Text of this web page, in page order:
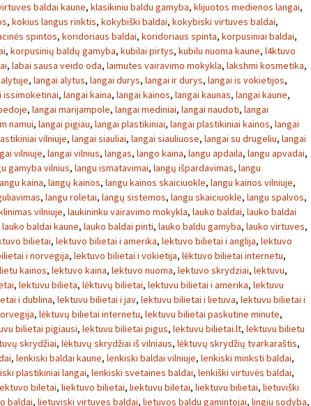
baldai kaune, klasikiniu baldu gamyba, klijuotos medienos langai,
, kokius langus rinktis, kokybiški baldai, kokybiski virtuves baldai,
spintos, koridoriaus baldai, koridoriaus spinta, korpusiniai baldai,
, korpusinių baldų gamyba, kubilai pirtys, kubilu nuoma kaune, l4ktuvo
, labai sausa veido oda, laimutes vairavimo mokykla, lakshmi kosmetika,
, langai alytus, langai durys, langai ir durys, langai is vokietijos,
issimoketinai, langai kaina, langai kainos, langai kaunas, langai kaune,
, langai marijampole, langai mediniai, langai naudoti, langai
namui, langai pigiau, langai plastikiniai, langai plastikiniai kainos, langai
vilniuje, langai siauliai, langai siauliuose, langai su drugeliu, langai
vilniuje, langai vilnius, langas, lango kaina, langu apdaila, langu apvadai,
gamyba vilnius, langu ismatavimai, langų išpardavimas, langu
kaina, langų kainos, langu kainos skaiciuokle, langu kainos vilniuje,
, langu roletai, langų sistemos, langu skaiciuokle, langu spalvos,
vilniuje, laukininku vairavimo mokykla, lauko baldai, lauko baldai
lauko baldai kaune, lauko baldai pinti, lauko baldu gamyba, lauko virtuves,
bilietai, lektuvo bilietai i amerika, lektuvo bilietai i anglija, lektuvo
i norvegija, lektuvo bilietai i vokietija, lėktuvo bilietai internetu,
kainos, lektuvo kaina, lektuvo nuoma, lektuvo skrydziai, lektuvu,
, lektuvu bilieta, lėktuvų bilietai, lektuvu bilietai i amerika, lektuvu
i dublina, lektuvu bilietai i jav, lektuvu bilietai i lietuva, lektuvu bilietai i
, lėktuvų bilietai internetu, lektuvu bilietai paskutine minute,
bilietai pigiausi, lektuvu bilietai pigus, lektuvu bilietai.lt, lektuvu bilietu
skrydžiai, lėktuvų skrydžiai iš vilniaus, lėktuvų skrydžių tvarkaraštis,
, lenkiski baldai kaune, lenkiski baldai vilniuje, lenkiski minksti baldai,
plastikiniai langai, lenkiski svetaines baldai, lenkiški virtuvės baldai,
biletai, liektuvo bilietai, liektuvu biletai, liektuvu bilietai, lietuviški
baldai, lietuviski virtuves baldai, lietuvos baldu gamintojai, lingiu sodyba,